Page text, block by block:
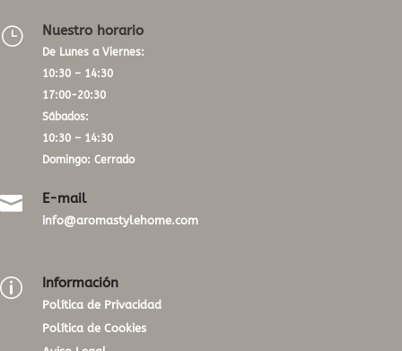
} Nuestro horario
De Lunes a Viernes:
10:30 – 14:30
17:00-20:30
Sábados:
10:30 – 14:30
Domingo: Cerrado
 E-mail
info@aromastylehome.com
p Información
Política de Privacidad
Política de Cookies